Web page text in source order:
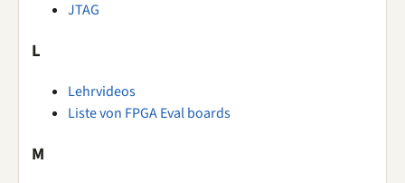
JTAG
L
Lehrvideos
Liste von FPGA Eval boards
M